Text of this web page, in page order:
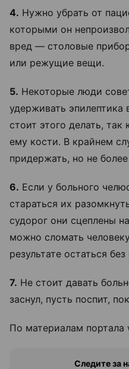
4. Нужно убрать от
которыми он
вред — столовые
или режущие вещи.
5. Некоторые люди
удерживать эпилептика
стоит этого делать,
ему кости. В крайнем
придержать, но не более
6. Если у больного
стараться их
судорог они сцеплены
можно сломать
результате остаться без
7. Не стоит давать
заснул, пусть поспит,
По материалам портала
Следите за